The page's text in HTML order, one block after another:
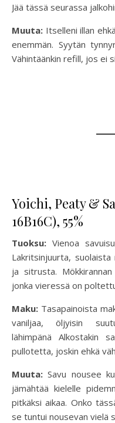
Jää tässä seurassa
Muuta: Itselleni illan
enemmän. Syytän
Vähintäänkin refill, jos ei
Yoichi, Peaty &
16B16C), 55%
Tuoksu:Vienoa
Lakritsinjuurta, suolaista
ja sitrusta. Mökkirannan
jonka vieressä on
Maku: Tasapainoista
vaniljaa, öljyisin
lähimpänä Alkostakin
pullotetta, joskin ehkä
Muuta:Savu nousee
jämähtää kielelle
pitkäksi aikaa. Onko
se tuntui nousevan vielä